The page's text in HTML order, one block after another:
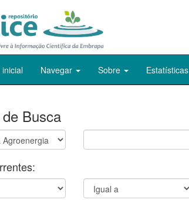
inicial Navegar Sobre Estatísticas
Busca